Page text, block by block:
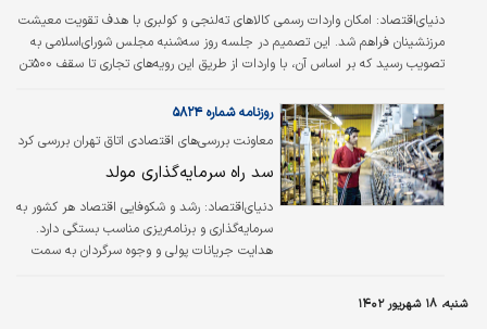
دنیای‌اقتصاد: امکان واردات رسمی کالاهای ته‌لنجی و کولبری با هدف تقویت معیشت
مرزنشینان فراهم شد. این تصمیم در جلسه روز سه‌شنبه مجلس شورای‌اسلامی به
تصویب رسید ‌که بر اساس آن، با واردات از طریق این رویه‌های تجاری تا سقف ۵۰۰‌تن
مأخذ سال‌قبل از آن به‌عنوان سقف واردات تعیین‌شده‌است.
معاونت بررسی‏‏‌های اقتصادی اتاق تهران بررسی کرد
روزنامه شماره ۵۸۲۴
سد راه سرمایه‌گذاری مولد
دنیای‌اقتصاد: رشد و شکوفایی اقتصاد هر کشور به
سرمایه‌گذاری و برنامه‌ریزی مناسب بستگی دارد.
هدایت جریانات پولی و وجوه سرگردان به سمت
شنبه، ۱۸ شهریور ۱۴۰۲